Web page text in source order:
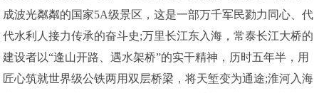
成波光粼粼的国家5A级景区，这是一部万千军民勠力同心、代
代水利人接力传承的奋斗史;万里长江东入海，常泰长江大桥的
建设者以“逢山开路、遇水架桥”的实干精神，历时五年半，用
匠心筑就世界级公铁两用双层桥梁，将天堑变为通途;淮河入海